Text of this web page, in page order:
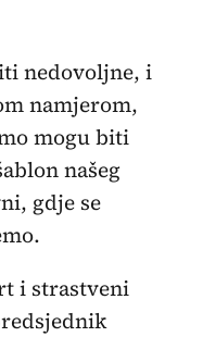
nedovoljne, i
namjerom,
mogu biti
našeg
gdje se
i strastveni